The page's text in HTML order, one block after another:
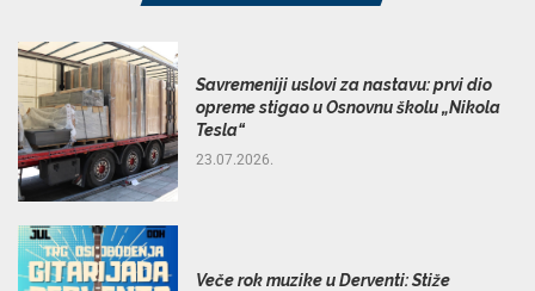
Savremeniji uslovi za nastavu: prvi dio
opreme stigao u Osnovnu školu „Nikola
Tesla“
23.07.2026.
Veče rok muzike u Derventi: Stiže